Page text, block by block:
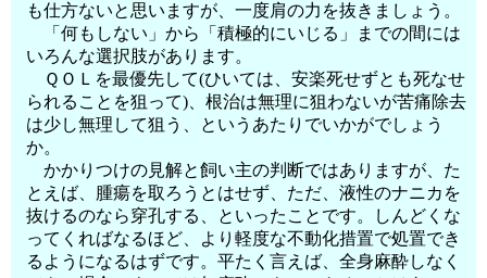
も仕方ないと思いますが、一度肩の力を抜きましょう。
「何もしない」から「積極的にいじる」までの間には
いろんな選択肢があります。
ＱＯＬを最優先して(ひいては、安楽死せずとも死なせ
られることを狙って)、根治は無理に狙わないが苦痛除去
は少し無理して狙う、というあたりでいかがでしょう
か。
かかりつけの見解と飼い主の判断ではありますが、た
とえば、腫瘍を取ろうとはせず、ただ、液性のナニカを
抜けるのなら穿孔する、といったことです。しんどくな
ってくればなるほど、より軽度な不動化措置で処置でき
るようになるはずです。平たく言えば、全身麻酔しなく